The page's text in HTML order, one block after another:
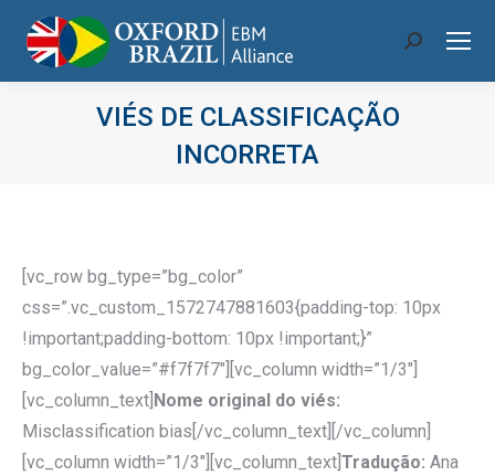
Search:
VIÉS DE CLASSIFICAÇÃO
INCORRETA
[vc_row bg_type=”bg_color”
css=”.vc_custom_1572747881603{padding-top: 10px
!important;padding-bottom: 10px !important;}”
bg_color_value=”#f7f7f7″][vc_column width=”1/3″]
[vc_column_text] Nome original do viés:
Misclassification bias[/vc_column_text][/vc_column]
[vc_column width=”1/3″][vc_column_text] Tradução: Ana